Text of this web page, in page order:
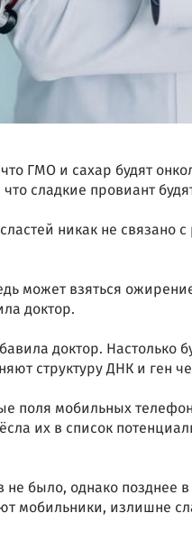
ГМО и сахар будят
сладкие провиант
никак не связано
может взяться
доктор.
доктор. Настолько
структуру ДНК и ген
поля мобильных
их в список
не было, однако позднее
мобильники, излишне